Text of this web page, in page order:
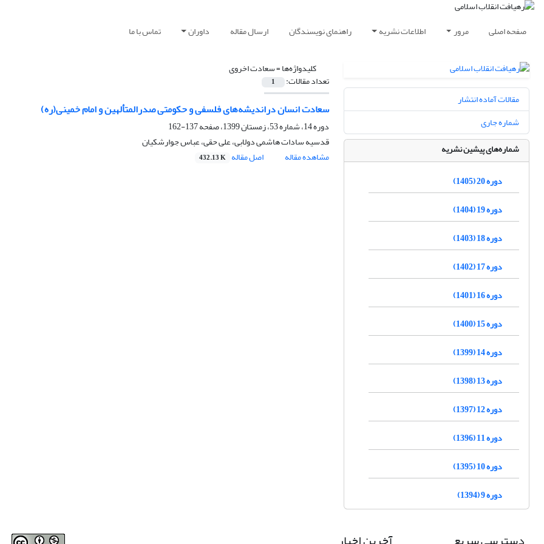
صفحه اصلی مرور اطلاعات نشریه راهنمای نویسندگان ارسال مقاله داوران تماس با ما
کلیدواژه‌ها =سعادت اخروی
تعداد مقالات: 1
سعادت انسان دراندیشه‌های فلسفی و حکومتی صدرالمتألهین و امام خمینی(ره)
دوره 14، شماره 53، زمستان 1399، صفحه
137-162
قدسیه سادات هاشمی دولابی، علی حقی، عباس جوارشکیان
مشاهده مقاله
اصل مقاله 432.13 K
مقالات آماده انتشار
شماره جاری
شماره‌های پیشین نشریه
دوره 20 (1405)
دوره 19 (1404)
دوره 18 (1403)
دوره 17 (1402)
دوره 16 (1401)
دوره 15 (1400)
دوره 14 (1399)
دوره 13 (1398)
دوره 12 (1397)
دوره 11 (1396)
دوره 10 (1395)
دوره 9 (1394)